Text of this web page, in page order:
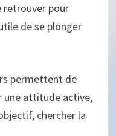
retrouver pour
de se plonger
permettent de
une attitude active,
chercher la